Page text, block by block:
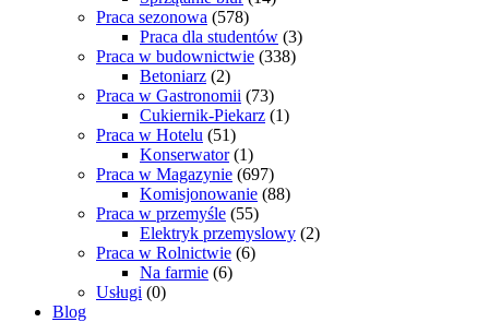
Praca sezonowa (578)
Praca dla studentów (3)
Praca w budownictwie (338)
Betoniarz (2)
Praca w Gastronomii (73)
Cukiernik-Piekarz (1)
Praca w Hotelu (51)
Konserwator (1)
Praca w Magazynie (697)
Komisjonowanie (88)
Praca w przemyśle (55)
Elektryk przemyslowy (2)
Praca w Rolnictwie (6)
Na farmie (6)
Usługi (0)
Blog